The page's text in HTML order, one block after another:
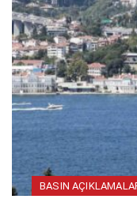
BASIN